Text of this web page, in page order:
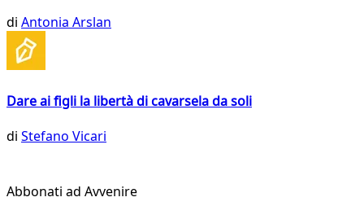
di Antonia Arslan
Dare ai figli la libertà di cavarsela da soli
di Stefano Vicari
Abbonati ad Avvenire